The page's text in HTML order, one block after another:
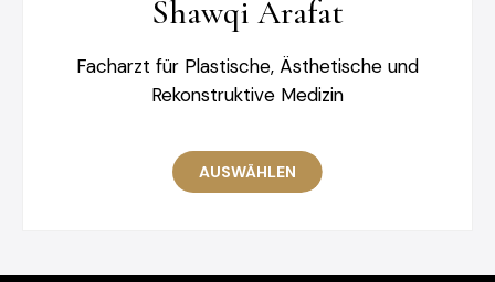
Shawqi Arafat
Facharzt für Plastische, Ästhetische und
Rekonstruktive Medizin
AUSWÄHLEN